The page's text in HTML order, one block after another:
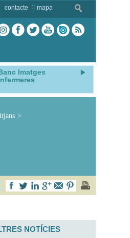
contacte mapa
Imatges
NOTÍCIES